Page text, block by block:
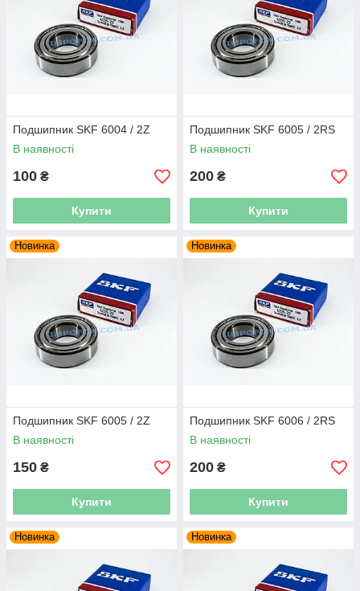
Подшипник SKF 6004 / 2Z
В наявності
100 ₴
Купити
Подшипник SKF 6005 / 2RS
В наявності
200 ₴
Купити
Новинка
Подшипник SKF 6005 / 2Z
В наявності
150 ₴
Купити
Новинка
Подшипник SKF 6006 / 2RS
В наявності
200 ₴
Купити
Новинка Новинка